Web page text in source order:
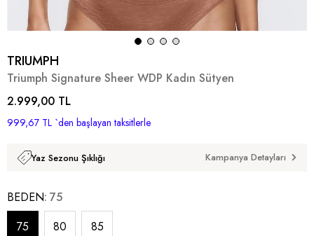
TRIUMPH
Triumph Signature Sheer WDP Kadın Sütyen
2.999,00 TL
999,67 TL `den başlayan taksitlerle
Yaz Sezonu Şıklığı Kampanya Detayları
BEDEN 75
75
80
85